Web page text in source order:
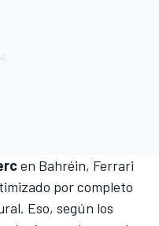
en Bahréin, Ferrari
por completo
Eso, según los